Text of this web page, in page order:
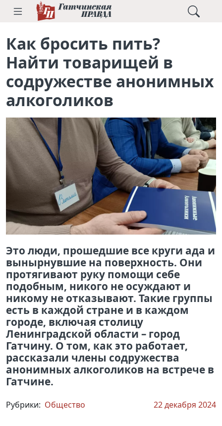
Как бросить пить?
Найти товарищей в
содружестве анонимных
алкоголиков
Это люди, прошедшие все круги ада и
вынырнувшие на поверхность. Они
протягивают руку помощи себе
подобным, никого не осуждают и
никому не отказывают. Такие группы
есть в каждой стране и в каждом
городе, включая столицу
Ленинградской области – город
Гатчину. О том, как это работает,
рассказали члены содружества
анонимных алкоголиков на встрече в
Гатчине.
Рубрики: Общество 22 декабря 2024